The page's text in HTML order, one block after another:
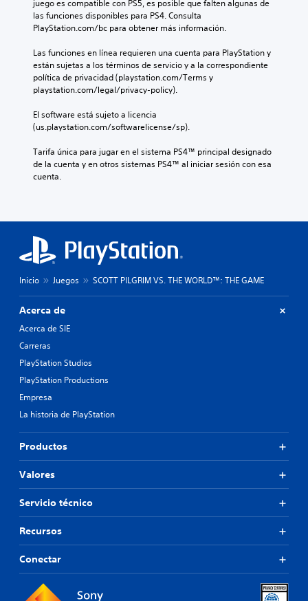
juego es compatible con PS5, es posible que falten algunas de
las funciones disponibles para PS4. Consulta
PlayStation.com/bc para obtener más información.
Las funciones en línea requieren una cuenta para PlayStation y
están sujetas a los términos de servicio y a la correspondiente
política de privacidad (playstation.com/Terms y
playstation.com/legal/privacy-policy).
El software está sujeto a licencia
(us.playstation.com/softwarelicense/sp).
Tarifa única para jugar en el sistema PS4™ principal designado
de la cuenta y en otros sistemas PS4™ al iniciar sesión con esa
cuenta.
Inicio Juegos SCOTT PILGRIM VS. THE WORLD™: THE GAME
Acerca de
Acerca de SIE
Carreras
PlayStation Studios
PlayStation Productions
Empresa
La historia de PlayStation
Productos
Valores
Servicio técnico
Recursos
Conectar